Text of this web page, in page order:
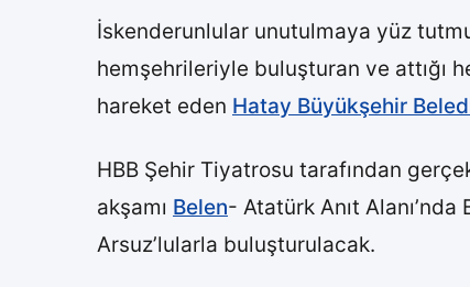
İskenderunlular unutulmaya yüz
hemşehrileriyle buluşturan ve attığı
hareket eden Hatay Büyükşehir
HBB Şehir Tiyatrosu tarafından
akşamı Belen- Atatürk Anıt
Arsuz’lularla buluşturulacak.